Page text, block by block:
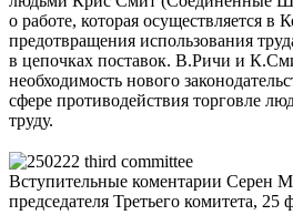
о работе, которая осуществляется в
предотвращения использования
в цепочках поставок. В.Ричи и
необходимость нового
сфере противодействия торговле
труду.
Вступительные коментарии Серен
председателя Третьего комитета, 25